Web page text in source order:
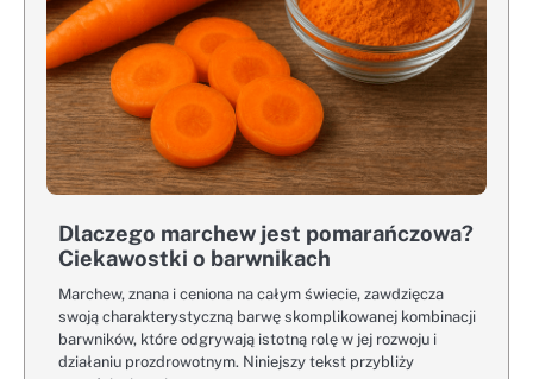
Dlaczego marchew jest pomarańczowa?
Ciekawostki o barwnikach
Marchew, znana i ceniona na całym świecie, zawdzięcza
swoją charakterystyczną barwę skomplikowanej kombinacji
barwników, które odgrywają istotną rolę w jej rozwoju i
działaniu prozdrowotnym. Niniejszy tekst przybliży